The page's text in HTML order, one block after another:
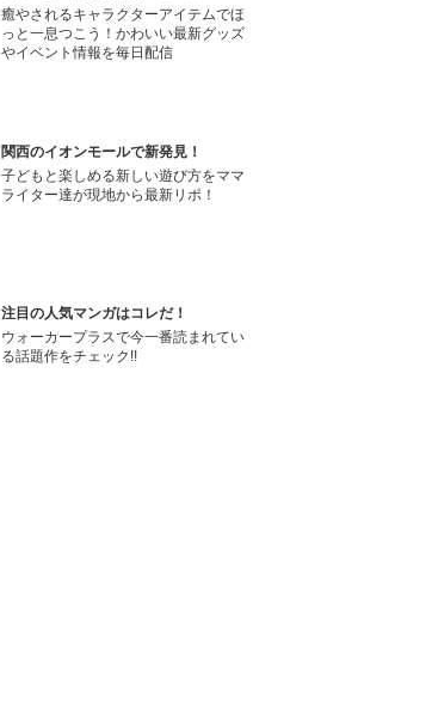
癒やされるキャラクターアイテムでほ
っと一息つこう！かわいい最新グッズ
やイベント情報を毎日配信
関西のイオンモールで新発見！
子どもと楽しめる新しい遊び方をママ
ライター達が現地から最新リポ！
注目の人気マンガはコレだ！
ウォーカープラスで今一番読まれてい
る話題作をチェック!!